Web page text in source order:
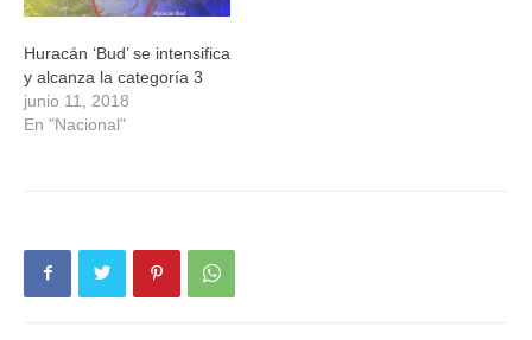
Huracán ‘Bud’ se intensifica
y alcanza la categoría 3
junio 11, 2018
En "Nacional"